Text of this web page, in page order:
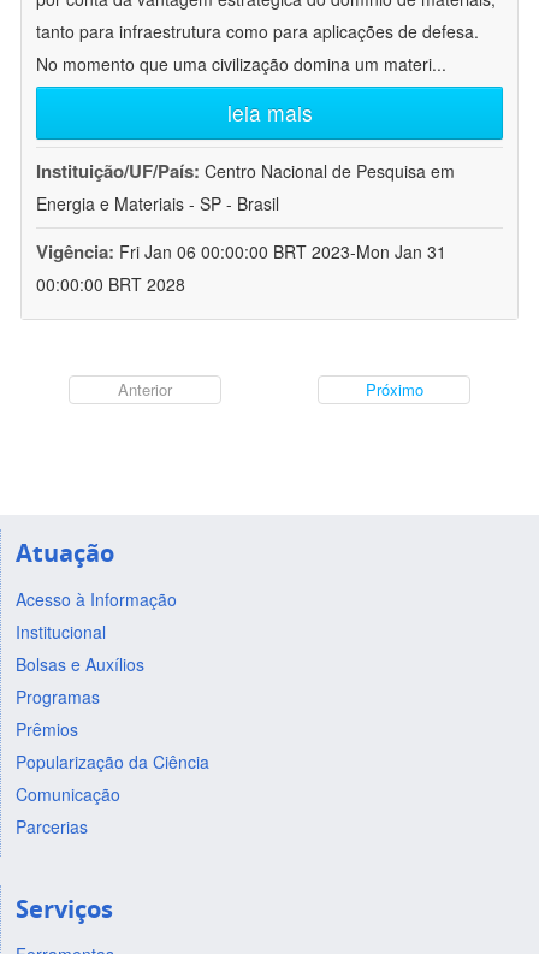
tanto para infraestrutura como para aplicações de defesa.
No momento que uma civilização domina um materi...
leia mais
Instituição/UF/País: Centro Nacional de Pesquisa em
Energia e Materiais - SP - Brasil
Vigência: Fri Jan 06 00:00:00 BRT 2023-Mon Jan 31
00:00:00 BRT 2028
Anterior Próximo
Atuação
Acesso à Informação
Institucional
Bolsas e Auxílios
Programas
Prêmios
Popularização da Ciência
Comunicação
Parcerias
Serviços